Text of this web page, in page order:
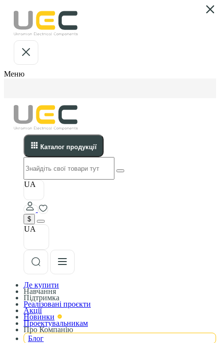
Меню
Каталог продукції
UA
$
UA
Де купити
Навчання
Підтримка
Реалізовані проєкти
Акції
Новинки
Проектувальникам
Про Компанію
Блог